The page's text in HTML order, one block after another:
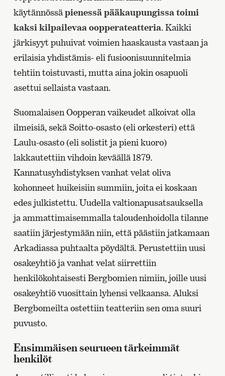
käytännössäpienessä pääkaupungissa toimi
kaksi kilpailevaa oopperateatteria. Kaikki
järkisyyt puhuivat voimien haaskausta vastaan ja
erilaisia yhdistämis- eli fusioonisuunnitelmia
tehtiin toistuvasti, mutta aina jokin osapuoli
asettui sellaista vastaan.
Suomalaisen Oopperan vaikeudet alkoivat olla
ilmeisiä, sekä Soitto-osasto (eli orkesteri) että
Laulu-osasto (eli solistit ja pieni kuoro)
lakkautettiin vihdoin keväällä 1879.
Kannatusyhdistyksen vanhat velat oliva
kohonneet huikeisiin summiin, joita ei koskaan
edes julkistettu. Uudella valtionapusatsauksella
ja ammattimaisemmalla taloudenhoidolla tilanne
saatiin järjestymään niin, että päästiin jatkamaan
Arkadiassa puhtaalta pöydältä. Perustettiin uusi
osakeyhtiö ja vanhat velat siirrettiin
henkilökohtaisesti Bergbomien nimiin, joille uusi
osakeyhtiö vuosittain lyhensi velkaansa. Aluksi
Bergbomeilta ostettiin teatteriin sen oma suuri
puvusto.
Ensimmäisen seurueen tärkeimmät
henkilöt